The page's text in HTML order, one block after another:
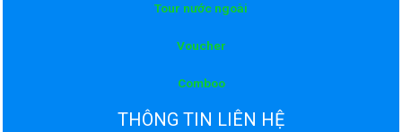
Tour nước ngoài
Voucher
Comboo
THÔNG TIN LIÊN HỆ